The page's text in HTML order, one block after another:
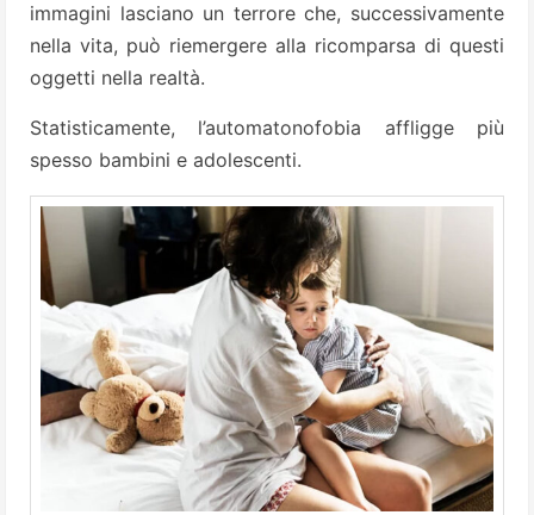
immagini lasciano un terrore che, successivamente
nella vita, può riemergere alla ricomparsa di questi
oggetti nella realtà.
Statisticamente, l’automatonofobia affligge più
spesso bambini e adolescenti.